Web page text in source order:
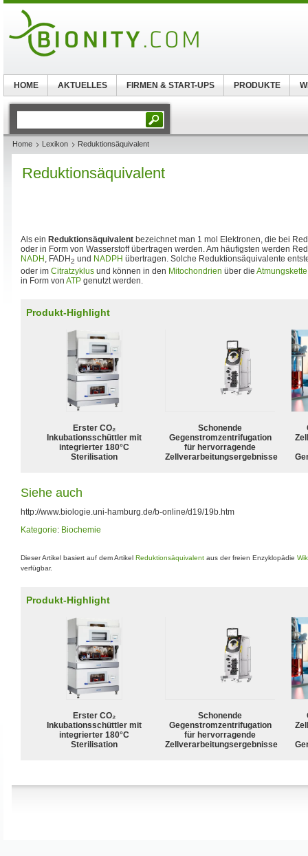
Home Lexikon Reduktionsäquivalent
Reduktionsäquivalent
Als ein Reduktionsäquivalent bezeichnet man 1 mol Elektronen, die bei
oder in Form von Wasserstoff übertragen werden. Am häufigsten werden
NADH , FADH2 und NADPH übertragen. Solche Reduktionsäquivalente
oder im Citratzyklus und können in den Mitochondrien über die Atmungskette
in Form von ATP genutzt werden.
Produkt-Highlight
Erster CO₂
Inkubationsschüttler mit
integrierter 180°C
Sterilisation
Schonende
Gegenstromzentrifugation
für hervorragende
Zellverarbeitungsergebnisse
Siehe auch
http://www.biologie.uni-hamburg.de/b-online/d19/19b.htm
Kategorie: Biochemie
Dieser Artikel basiert auf dem Artikel Reduktionsäquivalent aus der freien Enzyklopädie
verfügbar.
Produkt-Highlight
Erster CO₂
Inkubationsschüttler mit
integrierter 180°C
Sterilisation
Schonende
Gegenstromzentrifugation
für hervorragende
Zellverarbeitungsergebnisse
HOME AKTUELLES FIRMEN & START-UPS PRODUKTE